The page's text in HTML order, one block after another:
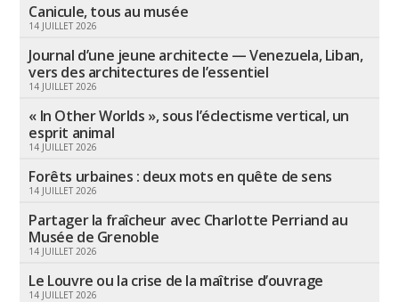
Canicule, tous au musée
14 JUILLET 2026
Journal d’une jeune architecte — Venezuela, Liban,
vers des architectures de l’essentiel
14 JUILLET 2026
« In Other Worlds », sous l’éclectisme vertical, un
esprit animal
14 JUILLET 2026
Forêts urbaines : deux mots en quête de sens
14 JUILLET 2026
Partager la fraîcheur avec Charlotte Perriand au
Musée de Grenoble
14 JUILLET 2026
Le Louvre ou la crise de la maîtrise d’ouvrage
14 JUILLET 2026